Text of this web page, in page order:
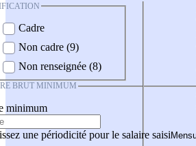
Cadre
Non cadre (9)
Non renseignée (8)
BRUT MINIMUM
minimum
une périodicité pour le salaire saisi